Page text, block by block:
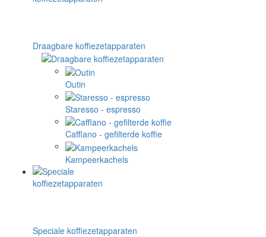
Draagbare koffiezetapparaten
Outin
Staresso - espresso
Cafflano - gefilterde koffie
Kampeerkachels
Speciale koffiezetapparaten